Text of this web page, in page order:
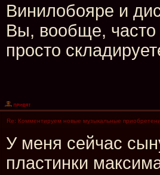
Винилобояре и
Вы, вообще,
просто
Re: Комментируем новые музыкальные
У меня сейчас
пластинки